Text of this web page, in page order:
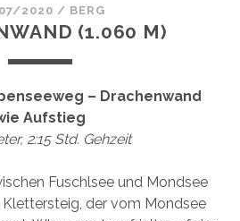
2020 / BERG
(1.060 M)
– Drachenwand
Aufstieg
2:15 Std. Gehzeit
Fuschlsee und Mondsee
der vom Mondsee